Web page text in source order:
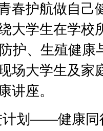
春护航做自己
大学生在学校
护、生殖健康
场大学生及家
讲座。
划——健康同